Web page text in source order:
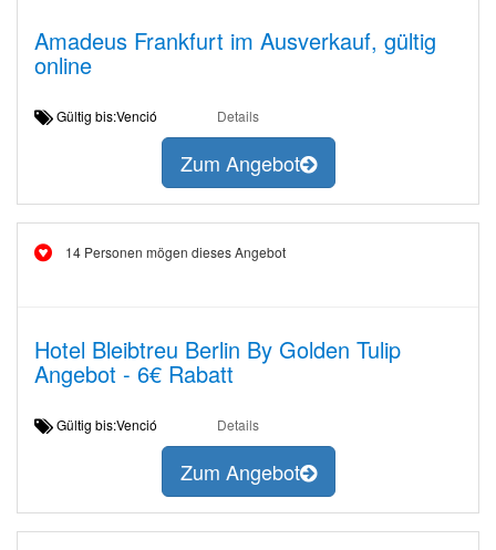
Amadeus Frankfurt im Ausverkauf, gültig
online
Gültig bis:Venció Details
Zum Angebot
14 Personen mögen dieses Angebot
Hotel Bleibtreu Berlin By Golden Tulip
Angebot - 6€ Rabatt
Gültig bis:Venció Details
Zum Angebot